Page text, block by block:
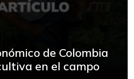
de Colombia
en el campo